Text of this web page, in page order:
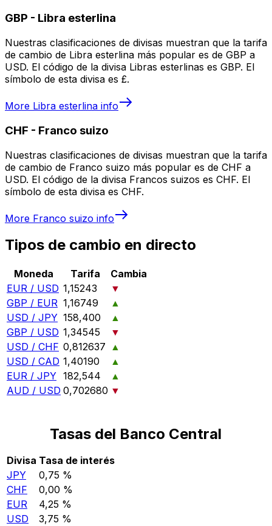
GBP - Libra esterlina
Nuestras clasificaciones de divisas muestran que la tarifa
de cambio de Libra esterlina más popular es de GBP a
USD. El código de la divisa Libras esterlinas es GBP. El
símbolo de esta divisa es £.
More Libra esterlina info
CHF - Franco suizo
Nuestras clasificaciones de divisas muestran que la tarifa
de cambio de Franco suizo más popular es de CHF a
USD. El código de la divisa Francos suizos es CHF. El
símbolo de esta divisa es CHF.
More Franco suizo info
Tipos de cambio en directo
Moneda Tarifa
Cambia
EUR / USD 1,15243
▼
GBP / EUR 1,16749
▲
USD / JPY 158,400
▲
GBP / USD 1,34545
▼
USD / CHF 0,812637 ▲
USD / CAD 1,40190
▲
EUR / JPY 182,544
▲
AUD / USD 0,702680 ▼
Tasas del Banco Central
Divisa Tasa de interés
JPY
0,75 %
CHF
0,00 %
EUR
4,25 %
USD
3,75 %